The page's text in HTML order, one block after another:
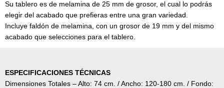
Su tablero es de melamina de 25 mm de grosor, el cual lo podrás
elegir del acabado que prefieras entre una gran variedad.
Incluye faldón de melamina, con un grosor de 19 mm y del mismo
acabado que selecciones para el tablero.
ESPECIFICACIONES TÉCNICAS
Dimensiones Totales – Alto: 74 cm. / Ancho: 120-180 cm. / Fondo: